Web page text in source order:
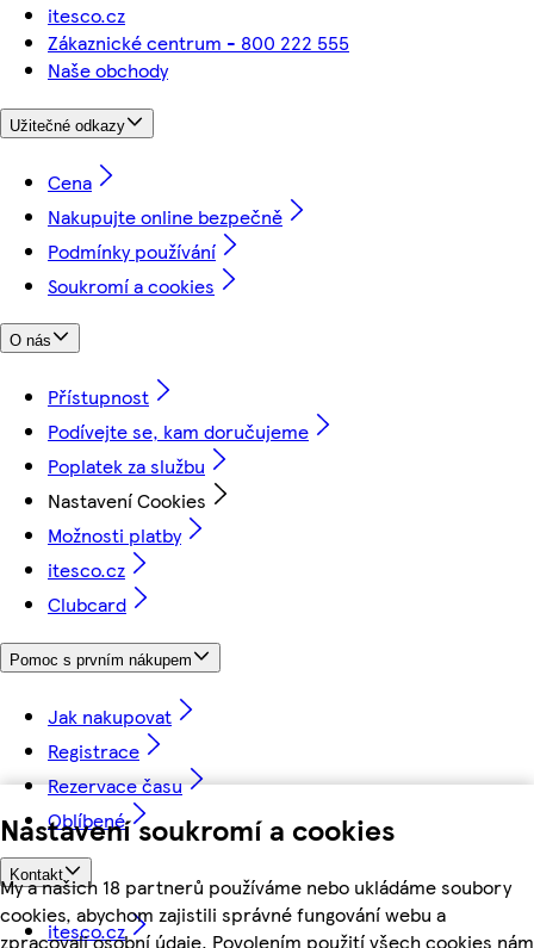
Nastavení soukromí a cookies
My a našich 18 partnerů používáme nebo ukládáme soubory
cookies, abychom zajistili správné fungování webu a
zpracovali osobní údaje. Povolením použití všech cookies nám
itesco.cz
Zákaznické centrum - 800 222 555
Naše obchody
Užitečné odkazy
Cena
Nakupujte online bezpečně
Podmínky používání
Soukromí a cookies
O nás
Přístupnost
Podívejte se, kam doručujeme
Poplatek za službu
Nastavení Cookies
Možnosti platby
itesco.cz
Clubcard
Pomoc s prvním nákupem
Jak nakupovat
Registrace
Rezervace času
Oblíbené
Kontakt
itesco.cz